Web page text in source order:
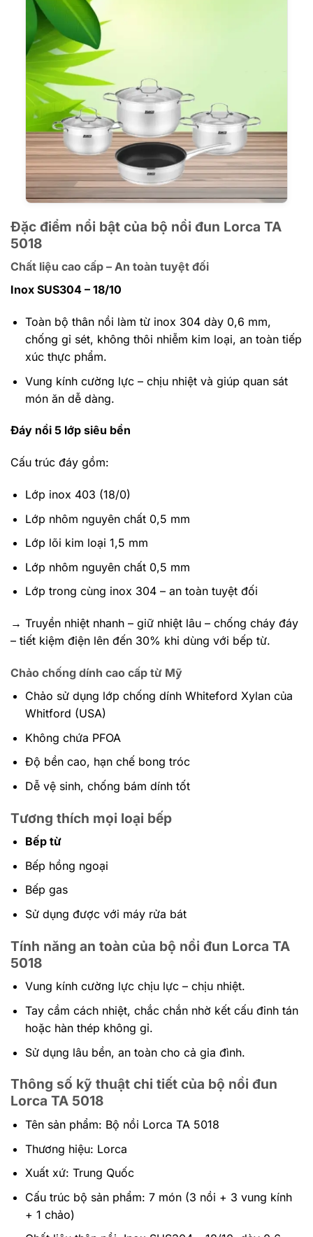
Đặc điểm nổi bật của bộ nồi đun Lorca TA
5018
Chất liệu cao cấp – An toàn tuyệt đối
Inox SUS304 – 18/10
Toàn bộ thân nồi làm từ inox 304 dày 0,6 mm,
chống gỉ sét, không thôi nhiễm kim loại, an toàn tiếp
xúc thực phẩm.
Vung kính cường lực – chịu nhiệt và giúp quan sát
món ăn dễ dàng.
Đáy nồi 5 lớp siêu bền
Cấu trúc đáy gồm:
Lớp inox 403 (18/0)
Lớp nhôm nguyên chất 0,5 mm
Lớp lõi kim loại 1,5 mm
Lớp nhôm nguyên chất 0,5 mm
Lớp trong cùng inox 304 – an toàn tuyệt đối
→ Truyền nhiệt nhanh – giữ nhiệt lâu – chống cháy đáy
– tiết kiệm điện lên đến 30% khi dùng với bếp từ.
Chảo chống dính cao cấp từ Mỹ
Chảo sử dụng lớp chống dính Whiteford Xylan của
Whitford (USA)
Không chứa PFOA
Độ bền cao, hạn chế bong tróc
Dễ vệ sinh, chống bám dính tốt
Tương thích mọi loại bếp
Bếp từ
Bếp hồng ngoại
Bếp gas
Sử dụng được với máy rửa bát
Tính năng an toàn của bộ nồi đun Lorca TA
5018
Vung kính cường lực chịu lực – chịu nhiệt.
Tay cầm cách nhiệt, chắc chắn nhờ kết cấu đinh tán
hoặc hàn thép không gỉ.
Sử dụng lâu bền, an toàn cho cả gia đình.
Thông số kỹ thuật chi tiết của bộ nồi đun
Lorca TA 5018
Tên sản phẩm: Bộ nồi Lorca TA 5018
Thương hiệu: Lorca
Xuất xứ: Trung Quốc
Cấu trúc bộ sản phẩm: 7 món (3 nồi + 3 vung kính
+ 1 chảo)